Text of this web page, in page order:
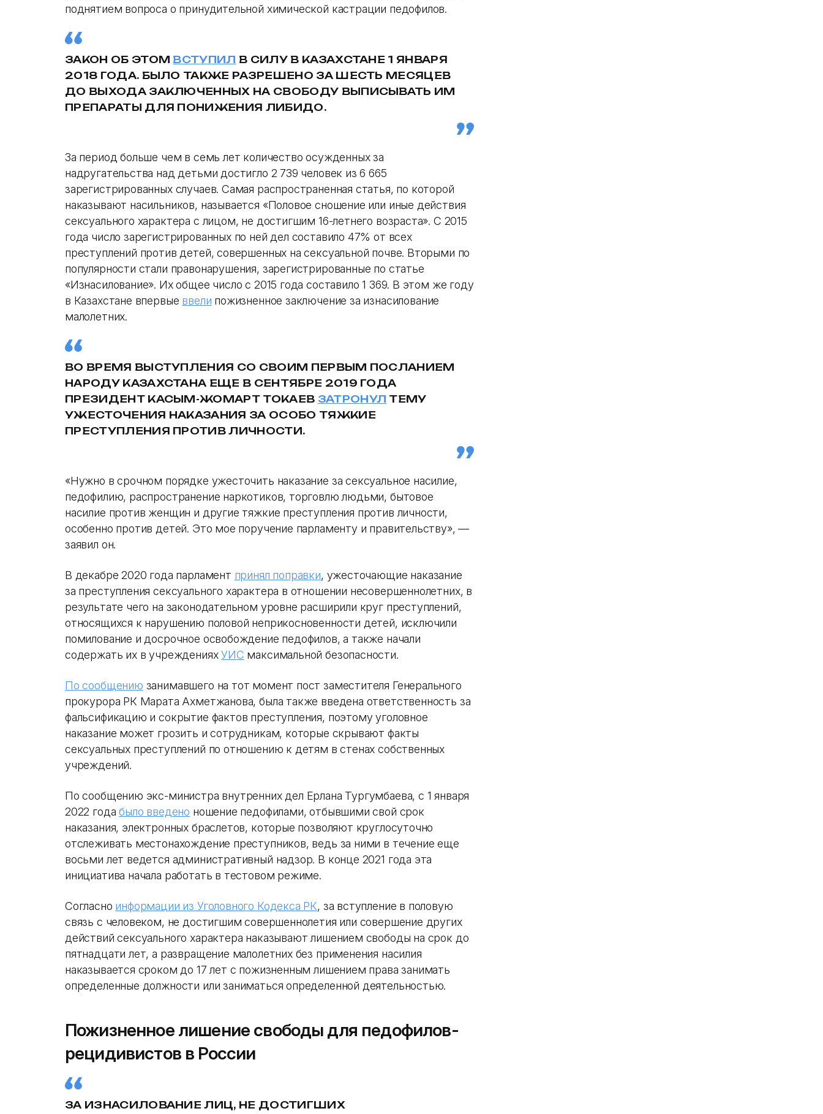
поднятием вопроса о принудительной химической кастрации педофилов.
ЗАКОН ОБ ЭТОМ ВСТУПИЛ В СИЛУ В КАЗАХСТАНЕ 1 ЯНВАРЯ
2018 ГОДА. БЫЛО ТАКЖЕ РАЗРЕШЕНО ЗА ШЕСТЬ МЕСЯЦЕВ
ДО ВЫХОДА ЗАКЛЮЧЕННЫХ НА СВОБОДУ ВЫПИСЫВАТЬ ИМ
ПРЕПАРАТЫ ДЛЯ ПОНИЖЕНИЯ ЛИБИДО.
За период больше чем в семь лет количество осужденных за
надругательства над детьми достигло 2 739 человек из 6 665
зарегистрированных случаев. Самая распространенная статья, по которой
наказывают насильников, называется «Половое сношение или иные действия
сексуального характера с лицом, не достигшим 16-летнего возраста». С 2015
года число зарегистрированных по ней дел составило 47% от всех
преступлений против детей, совершенных на сексуальной почве. Вторыми по
популярности стали правонарушения, зарегистрированные по статье
«Изнасилование». Их общее число с 2015 года составило 1 369. В этом же году
в Казахстане впервые ввели пожизненное заключение за изнасилование
малолетних.
ВО ВРЕМЯ ВЫСТУПЛЕНИЯ СО СВОИМ ПЕРВЫМ ПОСЛАНИЕМ
НАРОДУ КАЗАХСТАНА ЕЩЕ В СЕНТЯБРЕ 2019 ГОДА
ПРЕЗИДЕНТ КАСЫМ-ЖОМАРТ ТОКАЕВ ЗАТРОНУЛ ТЕМУ
УЖЕСТОЧЕНИЯ НАКАЗАНИЯ ЗА ОСОБО ТЯЖКИЕ
ПРЕСТУПЛЕНИЯ ПРОТИВ ЛИЧНОСТИ.
«Нужно в срочном порядке ужесточить наказание за сексуальное насилие,
педофилию, распространение наркотиков, торговлю людьми, бытовое
насилие против женщин и другие тяжкие преступления против личности,
особенно против детей. Это мое поручение парламенту и правительству», —
заявил он.
В декабре 2020 года парламент принял поправки, ужесточающие наказание
за преступления сексуального характера в отношении несовершеннолетних, в
результате чего на законодательном уровне расширили круг преступлений,
относящихся к нарушению половой неприкосновенности детей, исключили
помилование и досрочное освобождение педофилов, а также начали
содержать их в учрежденияхУИС максимальной безопасности.
По сообщению занимавшего на тот момент пост заместителя Генерального
прокурора РК Марата Ахметжанова, была также введена ответственность за
фальсификацию и сокрытие фактов преступления, поэтому уголовное
наказание может грозить и сотрудникам, которые скрывают факты
сексуальных преступлений по отношению к детям в стенах собственных
учреждений.
По сообщению экс-министра внутренних дел Ерлана Тургумбаева, с 1 января
2022 годабыло введено ношение педофилами, отбывшими свой срок
наказания, электронных браслетов, которые позволяют круглосуточно
отслеживать местонахождение преступников, ведь за ними в течение еще
восьми лет ведется административный надзор. В конце 2021 года эта
инициатива начала работать в тестовом режиме.
Согласно информации из Уголовного Кодекса РК, за вступление в половую
связь с человеком, не достигшим совершеннолетия или совершение других
действий сексуального характера наказывают лишением свободы на срок до
пятнадцати лет, а развращение малолетних без применения насилия
наказывается сроком до 17 лет с пожизненным лишением права занимать
определенные должности или заниматься определенной деятельностью.
Пожизненное лишение свободы для педофилов-
рецидивистов в России
ЗА ИЗНАСИЛОВАНИЕ ЛИЦ, НЕ ДОСТИГШИХ